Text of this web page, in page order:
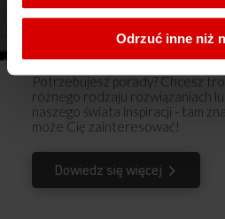
Odrzuć inne niż
Instrukcja montażu
Inspiracje
Potrzebujesz porady? Chcesz
różnego rodzaju rozwiązaniach
naszego świata inspiracji - tam
może Cię zainteresować!
Dowiedz się więcej